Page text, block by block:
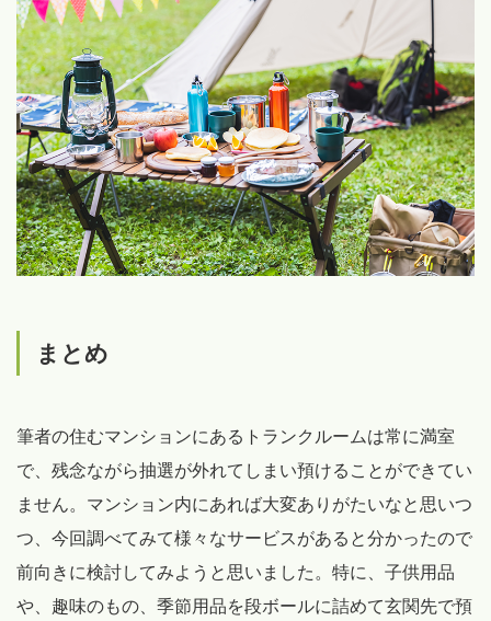
まとめ
筆者の住むマンションにあるトランクルームは常に満室
で、残念ながら抽選が外れてしまい預けることができてい
ません。マンション内にあれば大変ありがたいなと思いつ
つ、今回調べてみて様々なサービスがあると分かったので
前向きに検討してみようと思いました。特に、子供用品
や、趣味のもの、季節用品を段ボールに詰めて玄関先で預